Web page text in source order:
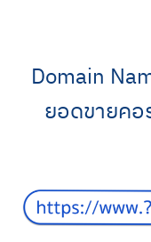
Domain
ยอดขายคอ